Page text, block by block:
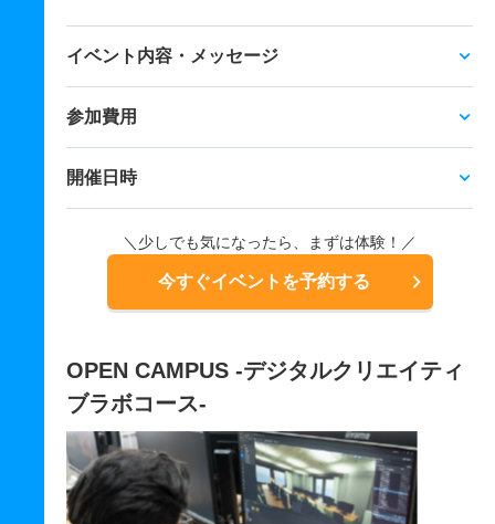
イベント内容・メッセージ
参加費用
開催日時
＼少しでも気になったら、まずは体験！／
今すぐイベントを予約する
OPEN CAMPUS -デジタルクリエイティ
ブラボコース-